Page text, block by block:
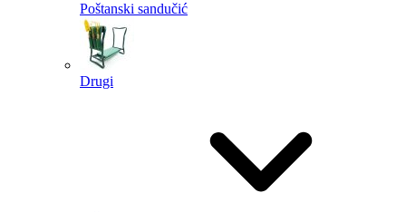
Poštanski sandučić
Drugi